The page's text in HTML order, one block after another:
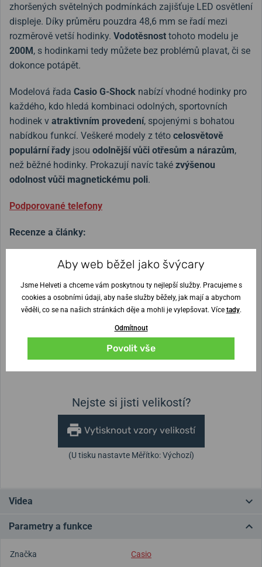
zhoršených světelných podmínkách zajišťuje LED osvětlení
displeje. Díky průměru pouzdra 48,6 mm se řadí mezi
rozměrově vetší hodinky. Vodotěsnost tohoto modelu je
200M, s hodinkami tedy můžete bez problémů plavat, či se
dokonce potápět.
Modelová řada Casio G-Shock nabízí vhodné hodinky pro
každého, kdo hledá kombinaci odolných, sportovních
hodinek v atraktivním provedení, spojenými s bohatou
nabídkou funkcí. Veškeré modely z této celosvětově
populární řady jsou odolnější vůči otřesům a nárazům,
než běžné hodinky. Prokazují navíc také zvýšenou
odolnost vůči magnetickému poli.
Podporované telefony
Recenze a články:
Hodinky měsíce ledna 2019
Výška pouzdra Průměr pouzdra
Nejste si jisti velikostí?
Vytisknout vzory velikostí
(U tisku nastavte Měřítko: Výchozí)
Videa
Parametry a funkce
Značka
Casio
Aby web běžel jako švýcary
Jsme Helveti a chceme vám poskytnou ty nejlepší služby. Pracujeme s
cookies a osobními údaji, aby naše služby běžely, jak mají a abychom
věděli, co se na našich stránkách děje a mohli je vylepšovat. Více tady.
Odmítnout
Povolit vše